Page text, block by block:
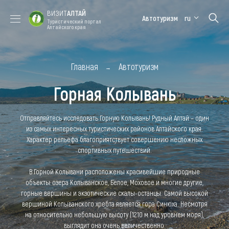
Форум VISIT
маральника
Медицинский
форум
зимовка
Туры
Где побывать
Чем заняться
Где остановиться
Где поесть
Карта
Новости
ВИЗИТАЛТАЙ
Туристический портал
Алтайского края
Автотуризм ru
Главная Автотуризм
Горная Колывань
Отправляйтесь исследовать Горную Колывань! Рудный Алтай – один
из самых интересных туристических районов Алтайского края.
Характер рельефа благоприятствует совершению несложных
спортивных путешествий.
В Горной Колывани расположены красивейшие природные
объекты: озера Колыванское, Белое, Моховое и многие другие,
горные вершины и экзотические скалы-останцы. Самой высокой
вершиной Колыванского хребта является гора Синюха. Несмотря
на относительно небольшую высоту (1210 м над уровнем моря),
выглядит она очень величественно.